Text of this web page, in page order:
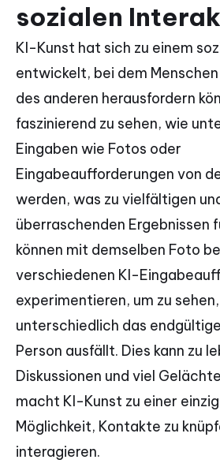
sozialen
KI-Kunst hat sich zu einem
entwickelt, bei dem
des anderen herausfordern
faszinierend zu sehen, wie
Eingaben wie Fotos oder
Eingabeaufforderungen von
werden, was zu vielfältigen
überraschenden Ergebnissen
können mit demselben Foto
verschiedenen KI-
experimentieren, um zu
unterschiedlich das
Person ausfällt. Dies kann zu
Diskussionen und viel
macht KI-Kunst zu einer
Möglichkeit, Kontakte zu
interagieren.